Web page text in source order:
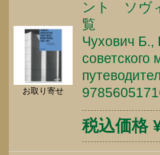
お取り寄せ
ント ソヴ
覧
Чухович Б.,
税込価格